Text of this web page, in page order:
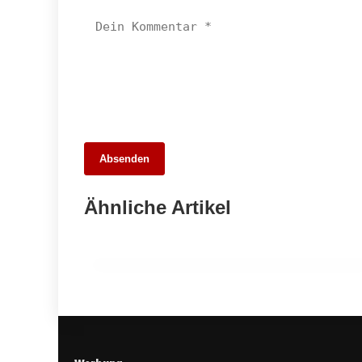
Absenden
Ähnliche Artikel
Die 10 besten Webdesigner und
Agenturen in Stuttgart – Unsere Stadt